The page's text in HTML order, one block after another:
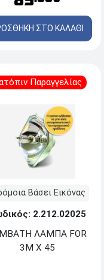
ΣΤΟ ΚΑΛΑΘΙ
Παραγγελίας
Βάσει Εικόνας
2.212.02025
ΛΑΜΠΑ FOR
3M X 45